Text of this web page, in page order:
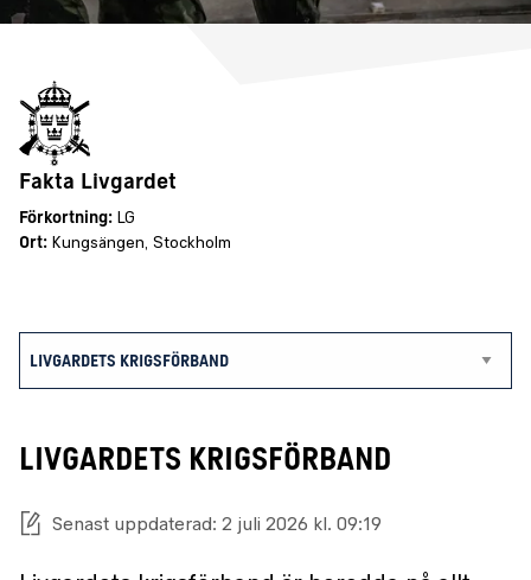
Fakta Livgardet
Förkortning: LG
Ort: Kungsängen, Stockholm
LIVGARDETS KRIGSFÖRBAND
Senast uppdaterad: 2 juli 2026 kl. 09:19